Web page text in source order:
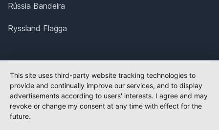
Rússia Bandeira
Ryssland Flagga
This site uses third-party website tracking technologies to
provide and continually improve our services, and to display
advertisements according to users' interests. I agree and may
revoke or change my consent at any time with effect for the
future.